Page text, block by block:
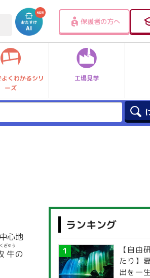
保護者の方へ
くわかるシリ
ーズ
工場見学
心地
牛
ぎゅう
の
ランキング
【自由
たり】
出を一